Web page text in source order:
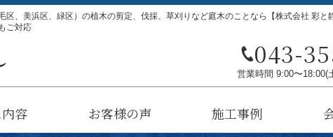
区、美浜区、緑区）の植木の剪定、伐採、草刈りなど庭木のことなら【株式会社 彩
ご対応
043-
営業時間 9:00〜18:00(
容 お客様の声 施工事例